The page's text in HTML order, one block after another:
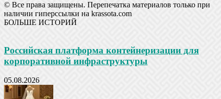
© Все права защищены. Перепечатка материалов только при
наличии гиперссылки на krassota.com
БОЛЬШЕ ИСТОРИЙ
Российская платформа контейнеризации для
корпоративной инфраструктуры
05.08.2026